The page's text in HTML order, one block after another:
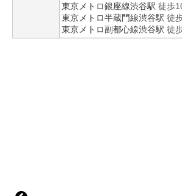
東京メトロ銀座線渋谷駅 徒歩
東京メトロ半蔵門線渋谷駅 徒
東京メトロ副都心線渋谷駅 徒